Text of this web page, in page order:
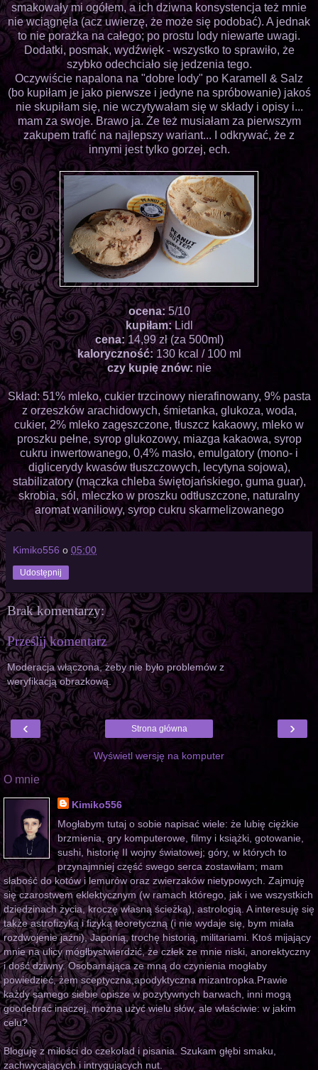
smakowały mi ogółem, a ich dziwna konsystencja też mnie
nie wciągnęła (acz uwierzę, że może się podobać). A jednak
to nie porażka na całego; po prostu lody niewarte uwagi.
Dodatki, posmak, wydźwięk - wszystko to sprawiło, że
szybko odechciało się jedzenia tego.
Oczywiście napalona na "dobre lody" po Karamell & Salz
(bo kupiłam je jako pierwsze i jedyne na spróbowanie) jakoś
nie skupiłam się, nie wczytywałam się w składy i opisy i...
mam za swoje. Brawo ja. Że też musiałam za pierwszym
zakupem trafić na najlepszy wariant... I odkrywać, że z
innymi jest tylko gorzej, ech.
ocena:5/10
kupiłam:Lidl
cena: 14,99 zł (za 500ml)
kaloryczność: 130 kcal / 100 ml
czy kupię znów: nie
Skład: 51% mleko, cukier trzcinowy nierafinowany, 9% pasta
z orzeszków arachidowych, śmietanka, glukoza, woda,
cukier, 2% mleko zagęszczone, tłuszcz kakaowy, mleko w
proszku pełne, syrop glukozowy, miazga kakaowa, syrop
cukru inwertowanego, 0,4% masło, emulgatory (mono- i
diglicerydy kwasów tłuszczowych, lecytyna sojowa),
stabilizatory (mączka chleba świętojańskiego, guma guar),
skrobia, sól, mleczko w proszku odtłuszczone, naturalny
aromat waniliowy, syrop cukru skarmelizowanego
Kimiko556 o 05:00
Udostępnij
Brak komentarzy:
Prześlij komentarz
Moderacja włączona, żeby nie było problemów z
weryfikacją obrazkową.
‹ ›
Strona główna
Wyświetl wersję na komputer
O mnie
Kimiko556
Mogłabym tutaj o sobie napisać wiele: że lubię ciężkie
brzmienia, gry komputerowe, filmy i książki, gotowanie,
sushi, historię II wojny światowej; góry, w których to
przynajmniej część swego serca zostawiłam; mam
słabość do kotów i lemurów oraz zwierzaków nietypowych. Zajmuję
się czarostwem eklektycznym (w ramach którego, jak i we wszystkich
dziedzinach życia, kroczę własną ścieżką), astrologią. A interesuję się
także astrofizyką i fizyką teoretyczną (i nie wydaje się, bym miała
rozdwojenie jaźni), Japonią, trochę historią, militariami. Ktoś mijający
mnie na ulicy mógłbystwierdzić, że człek ze mnie niski, anorektyczny
i dość dziwny. Osobamająca ze mną do czynienia mogłaby
powiedzieć, żem sceptyczna,apodyktyczna mizantropka.Prawie
każdy samego siebie opisze w pozytywnych barwach, inni mogą
goodebrać inaczej, można użyć wielu słów, ale właściwie: w jakim
celu?
Bloguję z miłości do czekolad i pisania. Szukam głębi smaku,
zachwycających i intrygujących nut.